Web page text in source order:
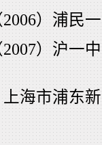
）浦民
）沪一
上海市浦东